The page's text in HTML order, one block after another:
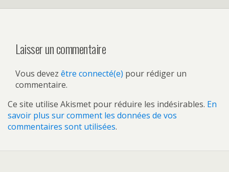
Laisser un commentaire
Vous devez être connecté(e) pour rédiger un
commentaire.
Ce site utilise Akismet pour réduire les indésirables. En
savoir plus sur comment les données de vos
commentaires sont utilisées.